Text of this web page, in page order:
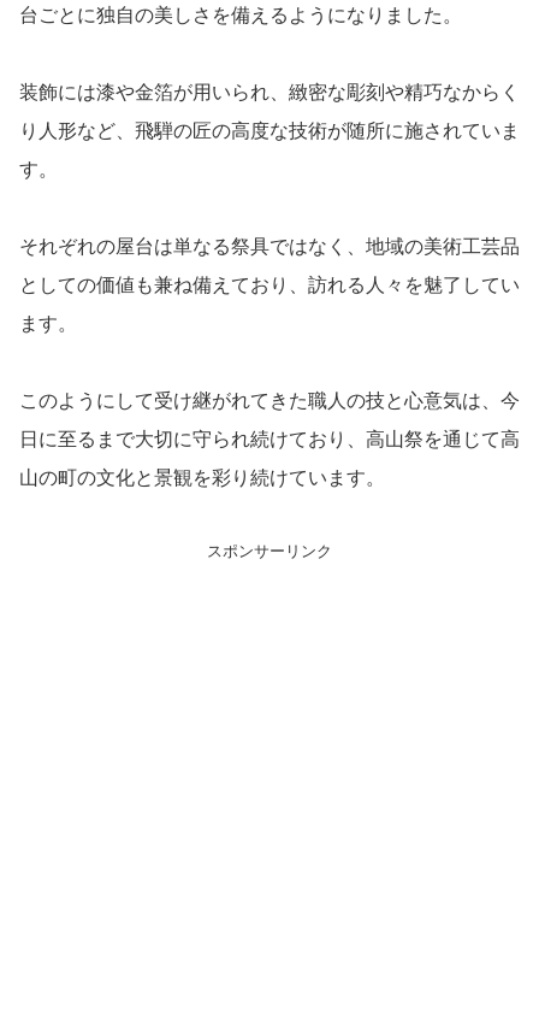
台ごとに独自の美しさを備えるようになりました。
装飾には漆や金箔が用いられ、緻密な彫刻や精巧なからく
り人形など、飛騨の匠の高度な技術が随所に施されていま
す。
それぞれの屋台は単なる祭具ではなく、地域の美術工芸品
としての価値も兼ね備えており、訪れる人々を魅了してい
ます。
このようにして受け継がれてきた職人の技と心意気は、今
日に至るまで大切に守られ続けており、高山祭を通じて高
山の町の文化と景観を彩り続けています。
スポンサーリンク